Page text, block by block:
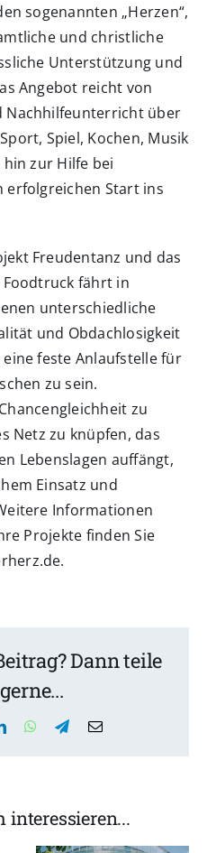
sogenannten „Herzen“,
und christliche
Unterstützung und
Angebot reicht von
Nachhilfeunterricht über
Spiel, Kochen, Musik
zur Hilfe bei
erfolgreichen Start ins
Freudentanz und das
Foodtruck fährt in
unterschiedliche
und Obdachlosigkeit
feste Anlaufstelle für
zu sein.
zu
Netz zu knüpfen, das
Lebenslagen auffängt,
Einsatz und
Informationen
Projekte finden Sie
Dann teile
LinkedInWhatsApp
TelegramEmail
interessieren...Saison-